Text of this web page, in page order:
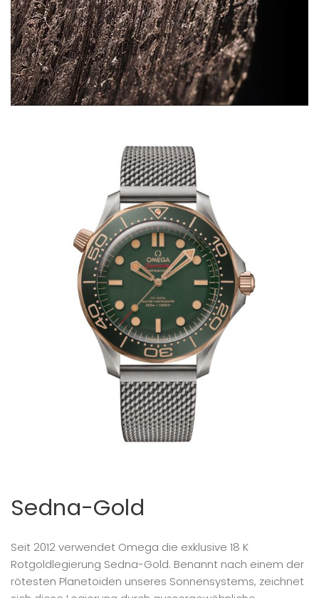
Sedna-Gold
Seit 2012 verwendet Omega die exklusive 18 K
Rotgoldlegierung Sedna-Gold. Benannt nach einem der
rötesten Planetoiden unseres Sonnensystems, zeichnet